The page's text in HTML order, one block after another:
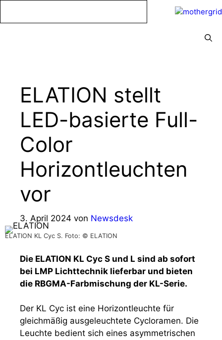
ELATION stellt
LED-basierte Full-
Color
Horizontleuchten
vor
3. April 2024 von Newsdesk
ELATION KL Cyc S. Foto: © ELATION
Die ELATION KL Cyc S und L sind ab sofort
bei LMP Lichttechnik lieferbar und bieten
die RBGMA-Farbmischung der KL-Serie.
Der KL Cyc ist eine Horizontleuchte für
gleichmäßig ausgeleuchtete Cycloramen. Die
Leuchte bedient sich eines asymmetrischen